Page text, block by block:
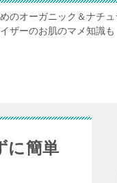
のオーガニック＆ナチ
ザーのお肌のマメ知識も
に簡単